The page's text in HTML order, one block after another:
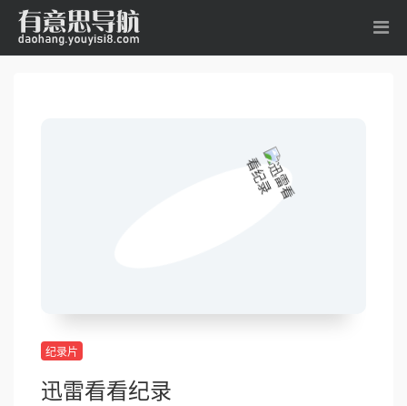
纪录片
迅雷看看纪录